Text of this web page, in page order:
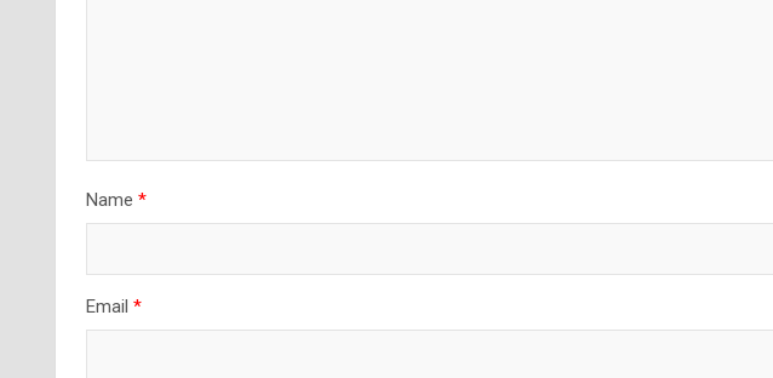
Name *
Email *